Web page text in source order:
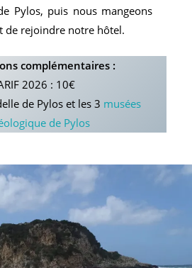
Pylos, puis nous mangeons
de rejoindre notre hôtel.
complémentaires :
2026 : 10€
de Pylos et les 3 musées
de Pylos